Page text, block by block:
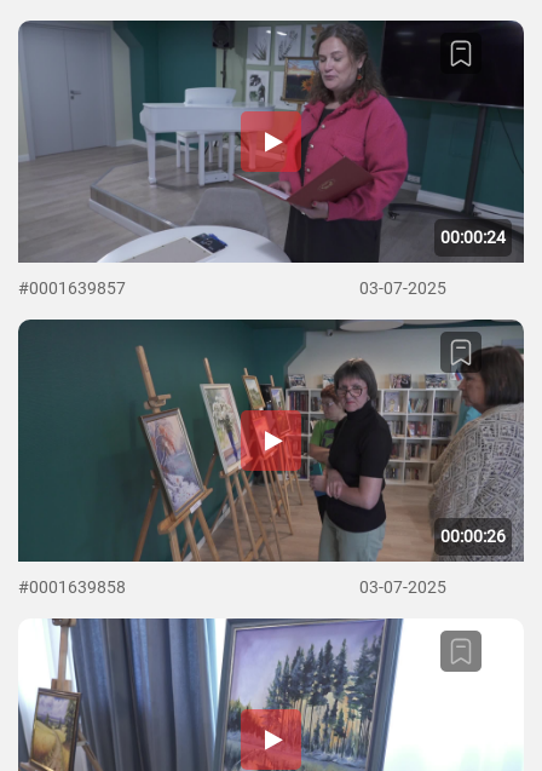
00:00:24
#0001639857 03-07-2025
00:00:26
#0001639858 03-07-2025